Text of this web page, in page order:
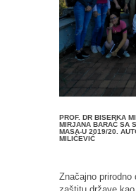
PROF. DR BISERKA
MIRJANA BARAĆ SA
MASA-U 2019/20.
MILIĆEVIĆ
Značajno prirodno